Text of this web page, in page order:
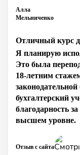
Алла
Мельниченко
Отличный курс
Я планирую
Это была
18-летним
бухгалтерский
благодарность
высшем уровне.
Отзыв с сайта